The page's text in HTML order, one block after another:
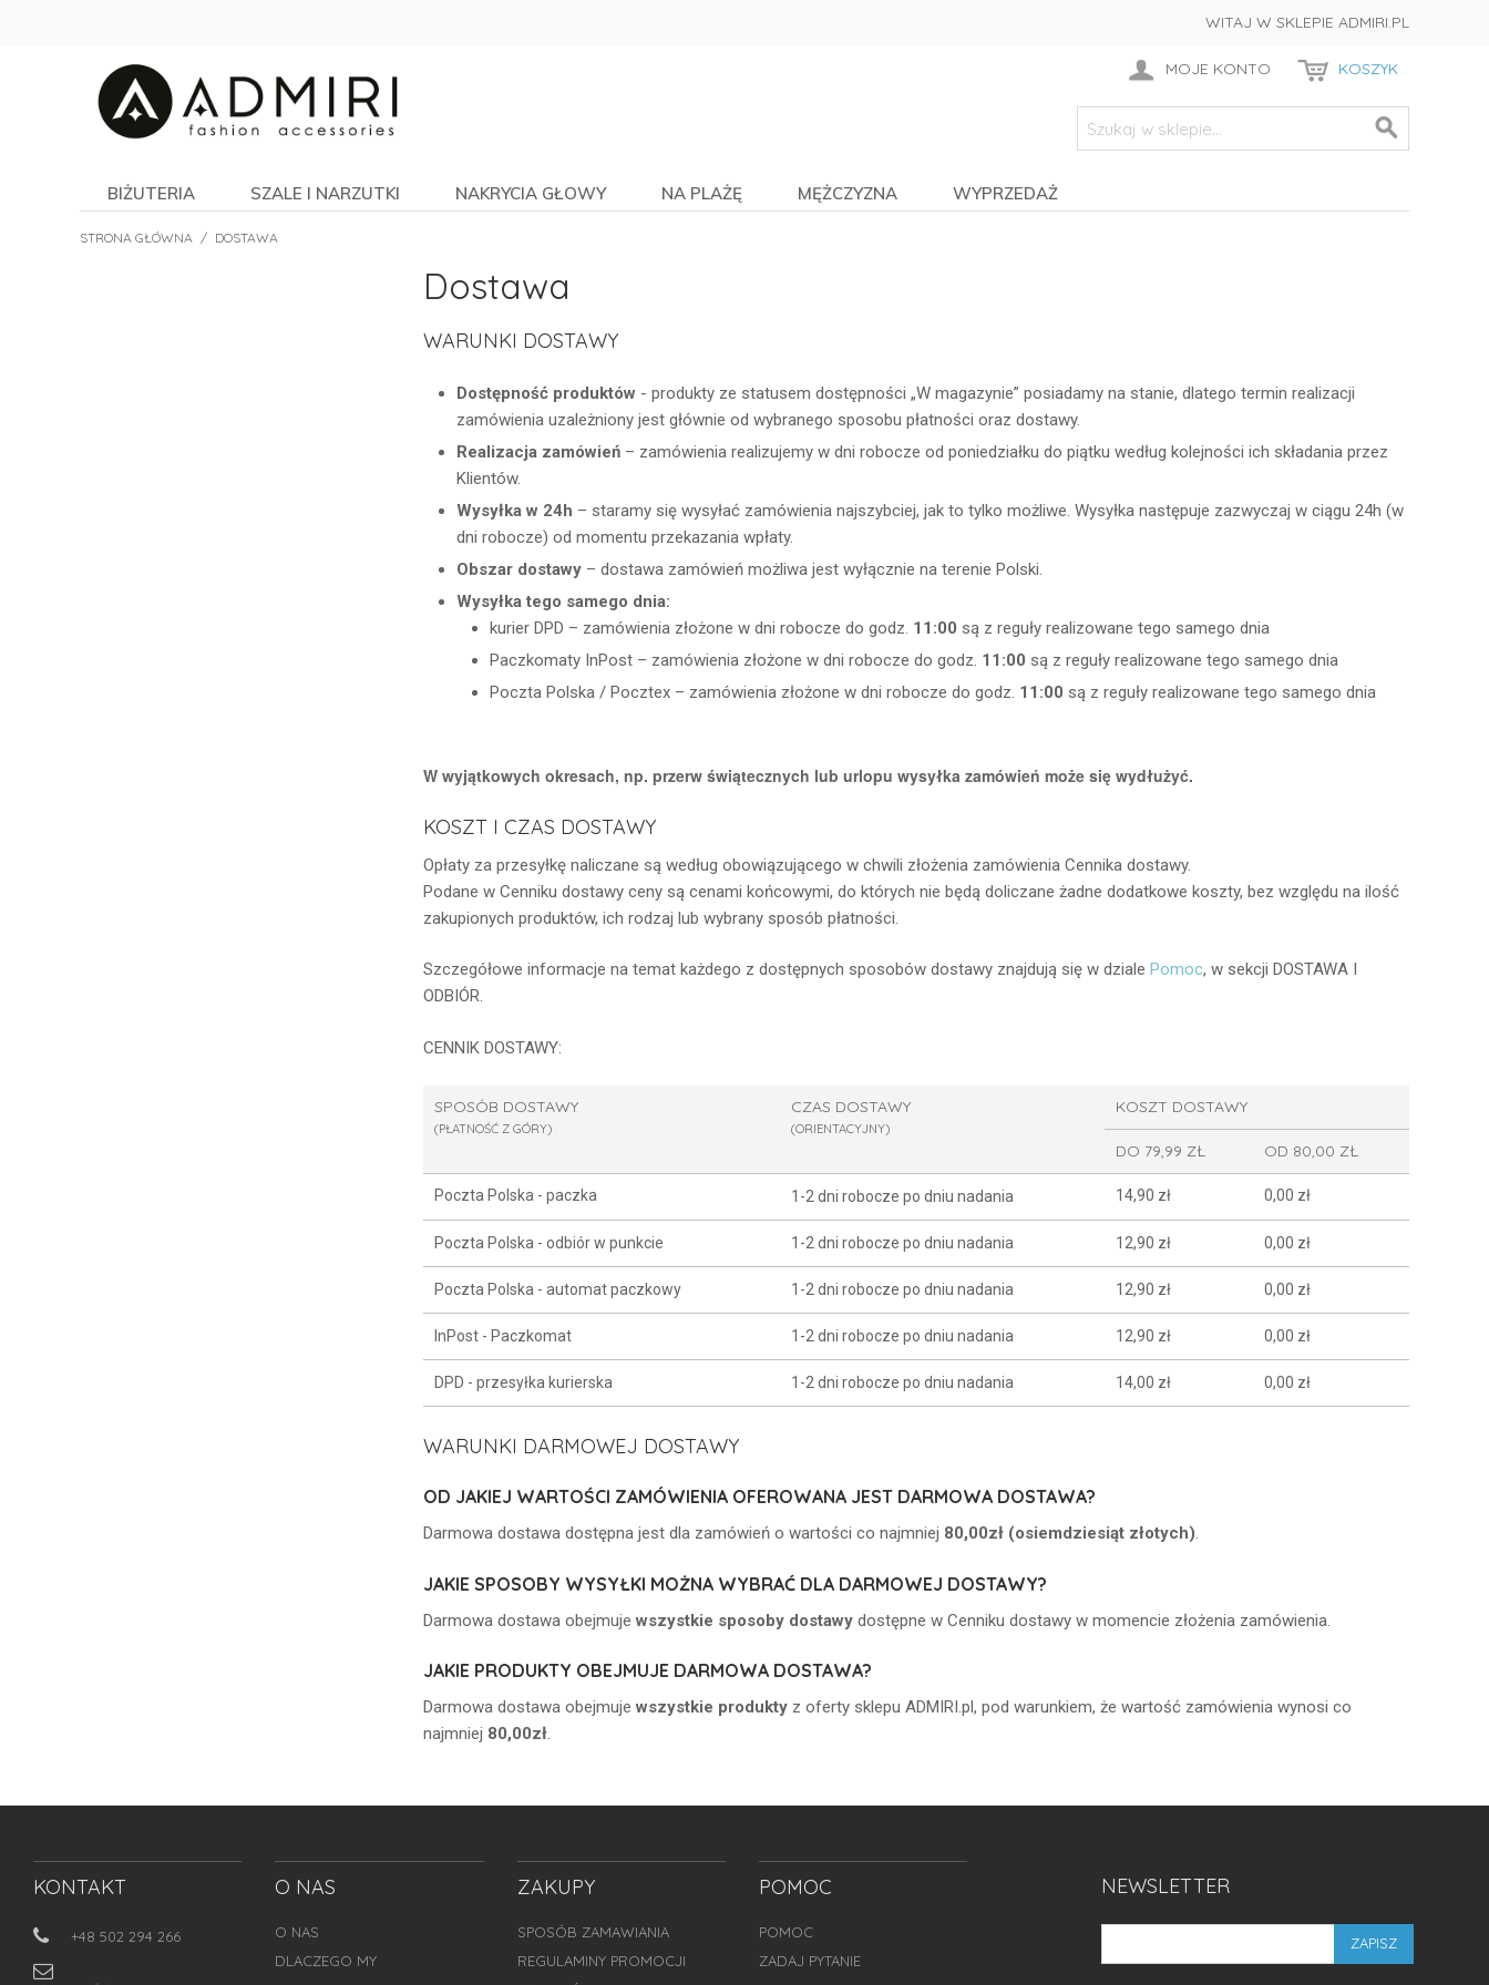
WITAJ W SKLEPIE ADMIRI.PL
MOJE KONTO KOSZYK
BIŻUTERIA SZALE I NARZUTKI NAKRYCIA GŁOWY NA PLAŻĘ MĘŻCZYZNA WYPRZEDAŻ
STRONA GŁÓWNA / DOSTAWA
Dostawa
WARUNKI DOSTAWY
Dostępność produktów - produkty ze statusem dostępności „W magazynie” posiadamy na stanie, dlatego termin realizacji
zamówienia uzależniony jest głównie od wybranego sposobu płatności oraz dostawy.
Realizacja zamówień – zamówienia realizujemy w dni robocze od poniedziałku do piątku według kolejności ich składania przez
Klientów.
Wysyłka w 24h – staramy się wysyłać zamówienia najszybciej, jak to tylko możliwe. Wysyłka następuje zazwyczaj w ciągu 24h (w
dni robocze) od momentu przekazania wpłaty.
Obszar dostawy – dostawa zamówień możliwa jest wyłącznie na terenie Polski.
Wysyłka tego samego dnia:
kurier DPD – zamówienia złożone w dni robocze do godz. 11:00 są z reguły realizowane tego samego dnia
Paczkomaty InPost – zamówienia złożone w dni robocze do godz. 11:00 są z reguły realizowane tego samego dnia
Poczta Polska / Pocztex – zamówienia złożone w dni robocze do godz. 11:00 są z reguły realizowane tego samego dnia
W wyjątkowych okresach, np. przerw świątecznych lub urlopu wysyłka zamówień może się wydłużyć.
KOSZT I CZAS DOSTAWY
Opłaty za przesyłkę naliczane są według obowiązującego w chwili złożenia zamówienia Cennika dostawy.
Podane w Cenniku dostawy ceny są cenami końcowymi, do których nie będą doliczane żadne dodatkowe koszty, bez względu na ilość
zakupionych produktów, ich rodzaj lub wybrany sposób płatności.
Szczegółowe informacje na temat każdego z dostępnych sposobów dostawy znajdują się w dziale Pomoc, w sekcji DOSTAWA I
ODBIÓR.
CENNIK DOSTAWY:
SPOSÓB DOSTAWY
(PŁATNOŚĆ Z GÓRY)
CZAS DOSTAWY
(ORIENTACYJNY)
KOSZT DOSTAWY
DO 79,99 ZŁ OD 80,00 ZŁ
Poczta Polska - paczka 1-2 dni robocze po dniu nadania 14,90 zł 0,00 zł
Poczta Polska - odbiór w punkcie 1-2 dni robocze po dniu nadania 12,90 zł 0,00 zł
Poczta Polska - automat paczkowy 1-2 dni robocze po dniu nadania 12,90 zł 0,00 zł
InPost - Paczkomat 1-2 dni robocze po dniu nadania 12,90 zł 0,00 zł
DPD - przesyłka kurierska 1-2 dni robocze po dniu nadania 14,00 zł 0,00 zł
WARUNKI DARMOWEJ DOSTAWY
OD JAKIEJ WARTOŚCI ZAMÓWIENIA OFEROWANA JEST DARMOWA DOSTAWA?
Darmowa dostawa dostępna jest dla zamówień o wartości co najmniej 80,00zł (osiemdziesiąt złotych).
JAKIE SPOSOBY WYSYŁKI MOŻNA WYBRAĆ DLA DARMOWEJ DOSTAWY?
Darmowa dostawa obejmuje wszystkie sposoby dostawy dostępne w Cenniku dostawy w momencie złożenia zamówienia.
JAKIE PRODUKTY OBEJMUJE DARMOWA DOSTAWA?
Darmowa dostawa obejmuje wszystkie produkty z oferty sklepu ADMIRI.pl, pod warunkiem, że wartość zamówienia wynosi co
najmniej 80,00zł.
NEWSLETTER
ZAPISZ
KONTAKT
+48 502 294 266
O NAS
O NAS
DLACZEGO MY
ZAKUPY
SPOSÓB ZAMAWIANIA
REGULAMINY PROMOCJI
POMOC
POMOC
ZADAJ PYTANIE